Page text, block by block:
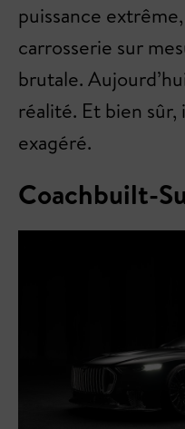
puissance
carrosserie sur
brutale.
réalité. Et bien
exagéré.
Coachbuilt-